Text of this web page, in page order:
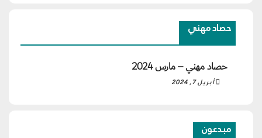
حصاد مهني
حصاد مهني – مارس 2024
أبريل 7, 2024
مبدعون